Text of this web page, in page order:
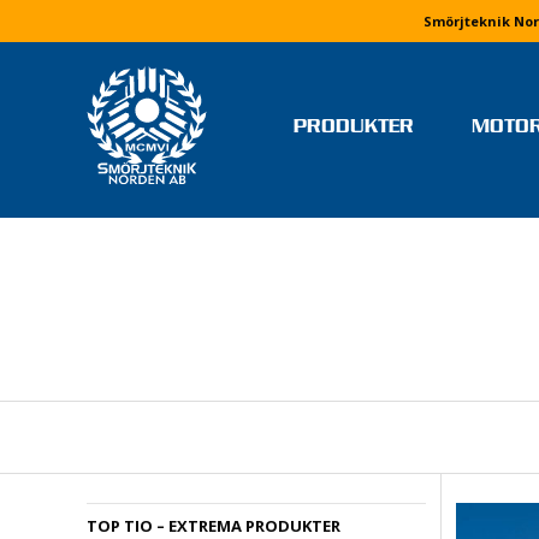
Smörjteknik
PRODUKTER
STEFAN WETTERVIK &
TOP TIO – EXTREMA PRODUKTER